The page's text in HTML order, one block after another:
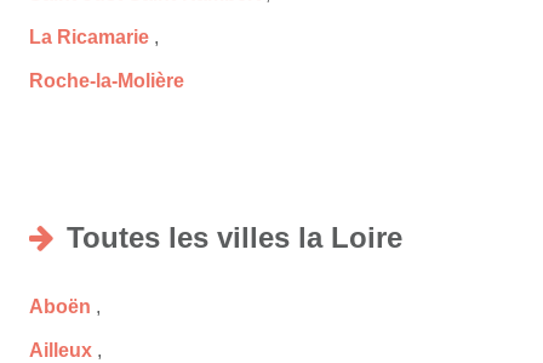
La Ricamarie ,
Roche-la-Molière
Toutes les villes la Loire
Aboën ,
Ailleux ,